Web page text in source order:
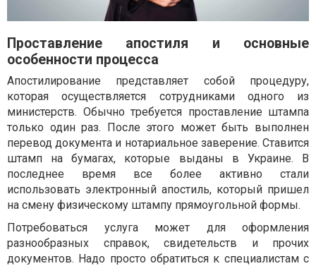
Проставление апостиля и основные
особенности процесса
Апостилирование представляет собой процедуру,
которая осуществляется сотрудниками одного из
министерств. Обычно требуется проставление штампа
только один раз. После этого может быть выполнен
перевод документа и нотариальное заверение. Ставится
штамп на бумагах, которые выданы в Украине. В
последнее время все более активно стали
использовать электронный апостиль, который пришел
на смену физическому штампу прямоугольной формы.
Потребоваться услуга может для оформления
разнообразных справок, свидетельств и прочих
документов. Надо просто обратиться к специалистам с